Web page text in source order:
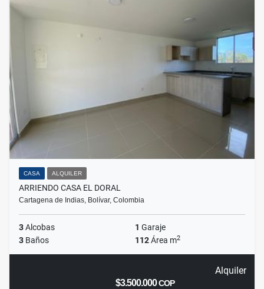
CASA ALQUILER
ARRIENDO CASA EL DORAL
Cartagena de Indias, Bolívar, Colombia
3Alcobas 1 Garaje
3 Baños 112Área m2
Alquiler
$3.500.000COP